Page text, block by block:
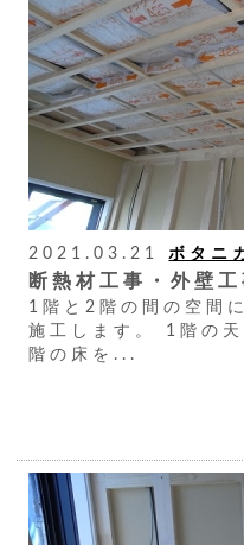
2021.03.21 ボタニ
断熱材工事・外壁工
1階と2階の間の空間
施工します。 1階の
階の床を...